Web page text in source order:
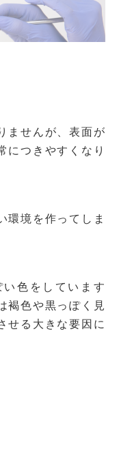
ませんが、表面が
につきやすくなり
環境を作ってしま
色をしています
褐色や黒っぽく見
せる大きな要因に